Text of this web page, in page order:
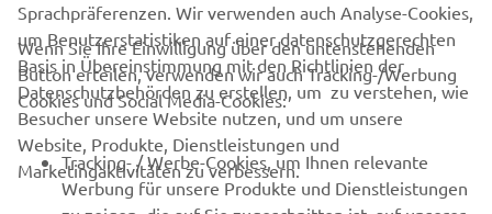
UNTERNEHMEN
B2B
MEHR VON YAMAHA
Sprachpräferenzen. Wir verwenden auch Analyse-Cookies,
um Benutzerstatistiken auf einer datenschutzgerechten
Basis in Übereinstimmung mit den Richtlinien der
Datenschutzbehörden zu erstellen, um zu verstehen, wie
Besucher unsere Website nutzen, und um unsere
Website, Produkte, Dienstleistungen und
Marketingaktivitäten zu verbessern.
Wenn Sie Ihre Einwilligung über den untenstehenden
Button erteilen, verwenden wir auch Tracking-/Werbung
Cookies und Social Media-Cookies:
Tracking- / Werbe-Cookies, um Ihnen relevante
Werbung für unsere Produkte und Dienstleistungen